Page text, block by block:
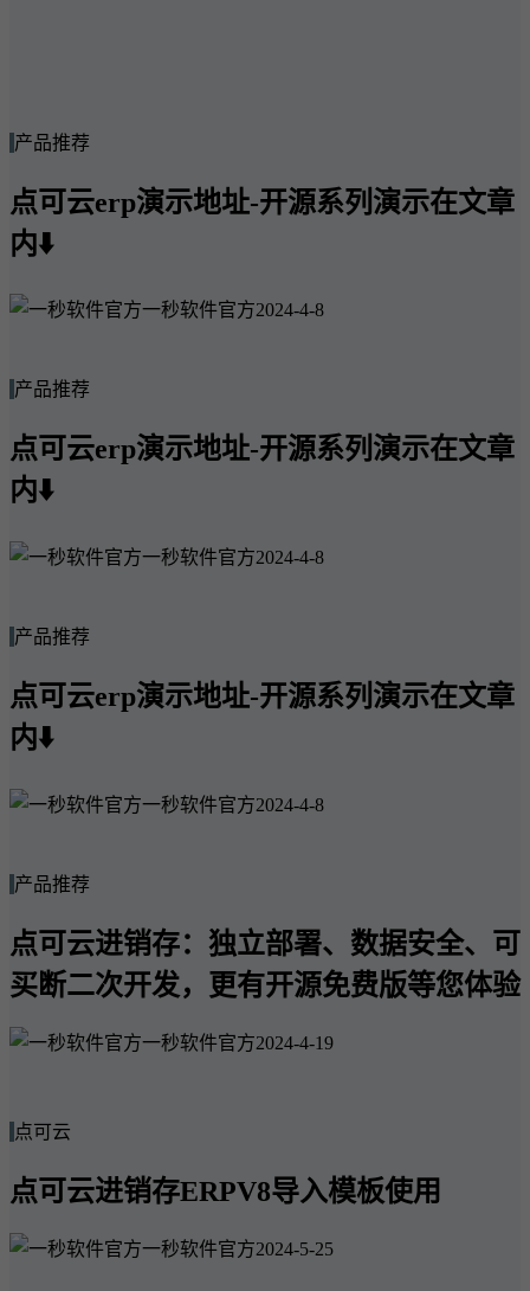
产品推荐
点可云erp演示地址-开源系列演示在文章
内⬇️
一秒软件官方2024-4-8
产品推荐
点可云erp演示地址-开源系列演示在文章
内⬇️
一秒软件官方2024-4-8
产品推荐
点可云erp演示地址-开源系列演示在文章
内⬇️
一秒软件官方2024-4-8
产品推荐
点可云进销存：独立部署、数据安全、可
买断二次开发，更有开源免费版等您体验
一秒软件官方2024-4-19
点可云
点可云进销存ERPV8导入模板使用
一秒软件官方2024-5-25